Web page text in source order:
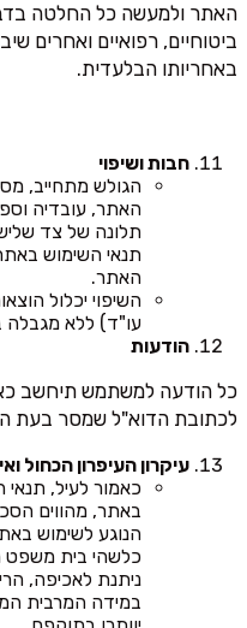
האתר ולמעשה כל החלטה
ביטוחיים, רפואיים ואחרים
באחריותו הבלעדית.
חבות ושיפוי
הגולש מתחייב,
האתר, עובדיה
תלונה של צד
תנאי השימוש
האתר.
השיפוי יכלול
עו"ד) ללא מגבלה
הודעות
כל הודעה למשתמש תיחשב
לכתובת הדוא"ל שמסר בעת
עיקרון העיפרון הכחול
כאמור לעיל,
באתר, מהווים
הנוגע לשימוש
כלשהי בית משפט
ניתנת לאכיפה,
במידה המרבית